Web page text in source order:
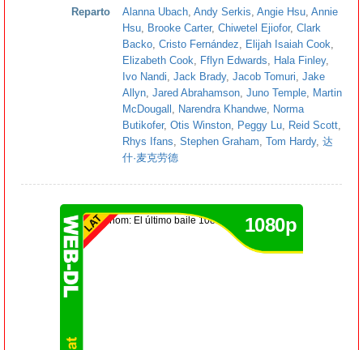
Reparto
Alanna Ubach Andy Serkis Angie Hsu Annie
Hsu
Brooke Carter, Chiwetel Ejiofor, Clark
Backo Cristo Fernández Elijah Isaiah Cook
Elizabeth Cook
Fflyn Edwards Hala Finley,
Ivo Nandi Jack Brady, Jacob Tomuri Jake
Allyn Jared Abrahamson Juno Temple
Martin
McDougall
Narendra Khandwe
Norma
Butikofer, Otis Winston Peggy Lu Reid Scott
Rhys Ifans Stephen Graham Tom Hardy, 达
什·麦克劳德
1080p